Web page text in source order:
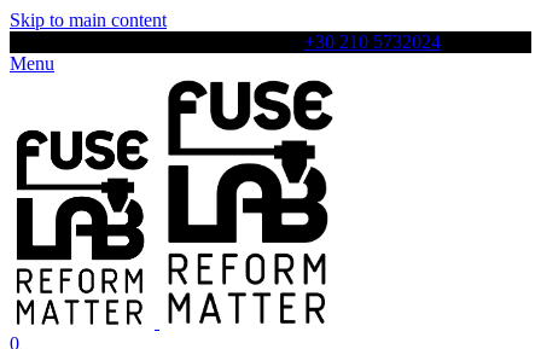
Skip to main content
+30 210 5732024
Menu
0